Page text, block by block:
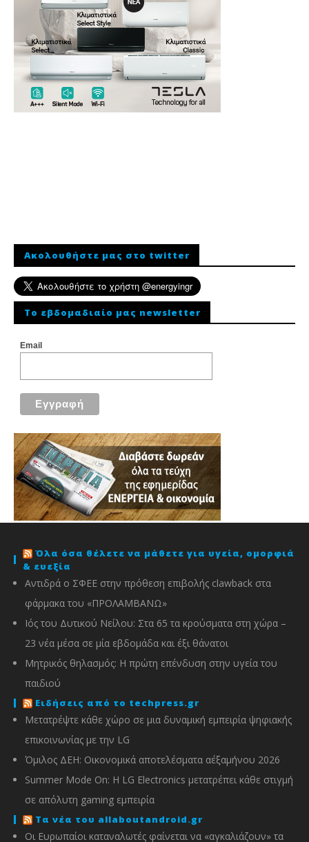
Ακολουθήστε μας στο twitter
To εβδομαδιαίο μας newsletter
Email
Όλα όσα θέλετε να μάθετε για υγεία, ομορφιά
& ευεξία
Αντιδρά ο ΣΦΕΕ στην πρόθεση επιβολής clawback στα
φάρμακα του «ΠΡΟΛΑΜΒΑΝΩ»
Ιός του Δυτικού Νείλου: Στα 65 τα κρούσματα στη χώρα –
23 νέα μέσα σε μία εβδομάδα και έξι θάνατοι
Μητρικός θηλασμός: Η πρώτη επένδυση στην υγεία του
παιδιού
Ειδήσεις από το techpress.gr
Μετατρέψτε κάθε χώρο σε μια δυναμική εμπειρία ψηφιακής
επικοινωνίας με την LG
Όμιλος ΔΕΗ: Οικονομικά αποτελέσματα α΄εξαμήνου 2026
Summer Mode On: Η LG Electronics μετατρέπει κάθε στιγμή
σε απόλυτη gaming εμπειρία
Τα νέα του allaboutandroid.gr
Οι Ευρωπαίοι καταναλωτές φαίνεται να «αγκαλιάζουν» τα